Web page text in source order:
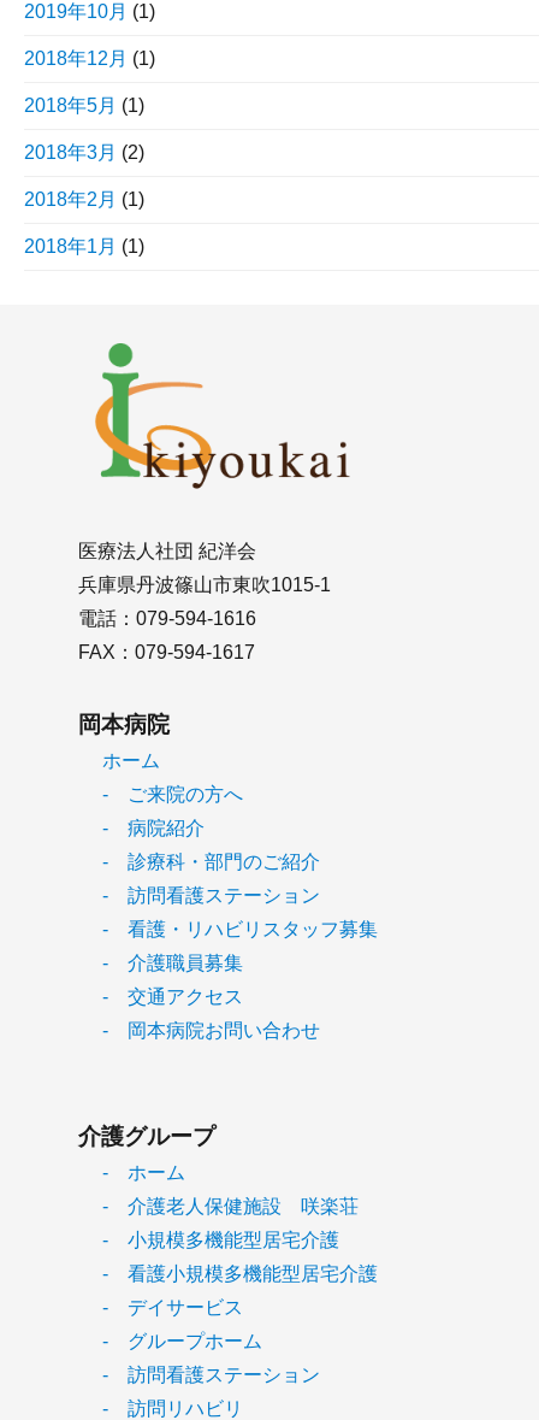
2019年10月 (1)
2018年12月 (1)
2018年5月 (1)
2018年3月 (2)
2018年2月 (1)
2018年1月 (1)
医療法人社団 紀洋会
兵庫県丹波篠山市東吹1015-1
電話：079-594-1616
FAX：079-594-1617
岡本病院
ホーム
- ご来院の方へ
- 病院紹介
- 診療科・部門のご紹介
- 訪問看護ステーション
- 看護・リハビリスタッフ募集
- 介護職員募集
- 交通アクセス
- 岡本病院お問い合わせ
介護グループ
- ホーム
- 介護老人保健施設 咲楽荘
- 小規模多機能型居宅介護
- 看護小規模多機能型居宅介護
- デイサービス
- グループホーム
- 訪問看護ステーション
- 訪問リハビリ